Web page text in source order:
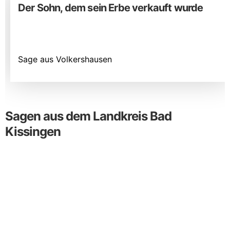
Der Sohn, dem sein Erbe verkauft wurde
Sage aus Volkershausen
Sagen aus dem Landkreis Bad
Kissingen